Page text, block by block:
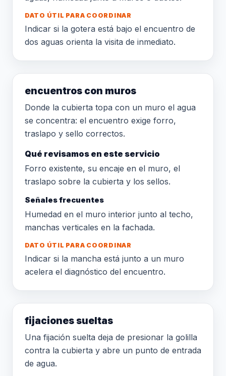
DATO ÚTIL PARA COORDINAR
Indicar si la gotera está bajo el encuentro de
dos aguas orienta la visita de inmediato.
encuentros con muros
Donde la cubierta topa con un muro el agua
se concentra: el encuentro exige forro,
traslapo y sello correctos.
Qué revisamos en este servicio
Forro existente, su encaje en el muro, el
traslapo sobre la cubierta y los sellos.
Señales frecuentes
Humedad en el muro interior junto al techo,
manchas verticales en la fachada.
DATO ÚTIL PARA COORDINAR
Indicar si la mancha está junto a un muro
acelera el diagnóstico del encuentro.
fijaciones sueltas
Una fijación suelta deja de presionar la golilla
contra la cubierta y abre un punto de entrada
de agua.